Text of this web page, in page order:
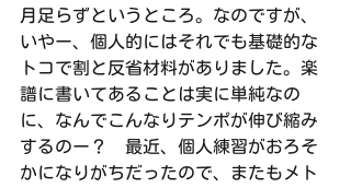
月足らずというところ。なのですが、
いやー、個人的にはそれでも基礎的な
トコで割と反省材料がありました。楽
譜に書いてあることは実に単純なの
に、なんでこんなりテンポが伸び縮み
するのー？　最近、個人練習がおろそ
かになりがちだったので、またもメト